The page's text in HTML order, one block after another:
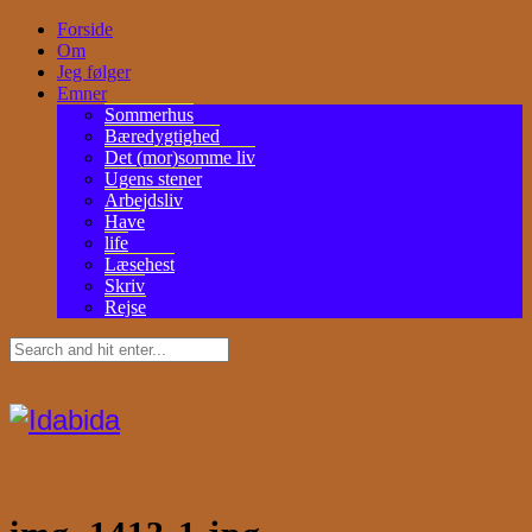
Forside
Om
Jeg følger
Emner
Sommerhus
Bæredygtighed
Det (mor)somme liv
Ugens stener
Arbejdsliv
Have
life
Læsehest
Skriv
Rejse